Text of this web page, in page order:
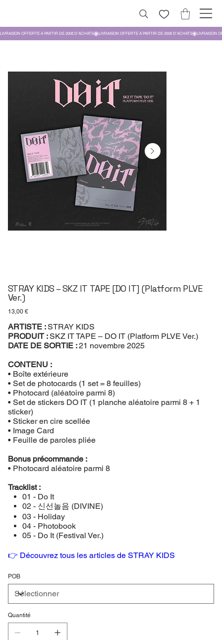
STRAY KIDS – SKZ IT TAPE [DO IT] (Platform PLVE
Ver.)
Prix
13,00 €
ARTISTE :STRAY KIDS
PRODUIT :SKZ IT TAPE – DO IT (Platform PLVE Ver.)
DATE DE SORTIE :21 novembre 2025
CONTENU :
• Boîte extérieure
• Set de photocards (1 set = 8 feuilles)
• Photocard (aléatoire parmi 8)
• Set de stickers DO IT (1 planche aléatoire parmi 8 + 1
sticker)
• Sticker en cire scellée
• Image Card
• Feuille de paroles pliée
Bonus précommande :
• Photocard aléatoire parmi 8
Tracklist :
01 - Do It
02 - 신선놀음 (DIVINE)
03 - Holiday
04 - Photobook
05 - Do It (Festival Ver.)
👉 Découvrez tous les articles de STRAY KIDS
POB
Quantité